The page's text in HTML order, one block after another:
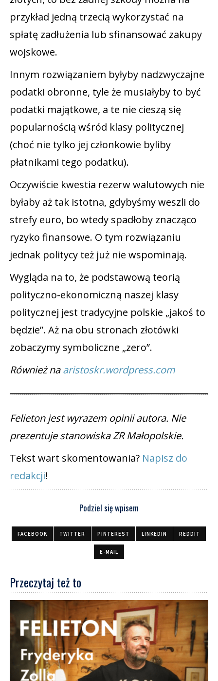
przykład jedną trzecią wykorzystać na
spłatę zadłużenia lub sfinansować zakupy
wojskowe.
Innym rozwiązaniem byłyby nadzwyczajne
podatki obronne, tyle że musiałyby to być
podatki majątkowe, a te nie cieszą się
popularnością wśród klasy politycznej
(choć nie tylko jej członkowie byliby
płatnikami tego podatku).
Oczywiście kwestia rezerw walutowych nie
byłaby aż tak istotna, gdybyśmy weszli do
strefy euro, bo wtedy spadłoby znacząco
ryzyko finansowe. O tym rozwiązaniu
jednak politycy też już nie wspominają.
Wygląda na to, że podstawową teorią
polityczno-ekonomiczną naszej klasy
politycznej jest tradycyjne polskie „jakoś to
będzie”. Aż na obu stronach złotówki
zobaczymy symboliczne „zero”.
Również naaristoskr.wordpress.com
Felieton jest wyrazem opinii autora. Nie
prezentuje stanowiska ZR Małopolskie.
Tekst wart skomentowania? Napisz do
redakcji!
Podziel się wpisem
FACEBOOK TWITTER PINTEREST LINKEDIN REDDIT
E-MAIL
Przeczytaj też to